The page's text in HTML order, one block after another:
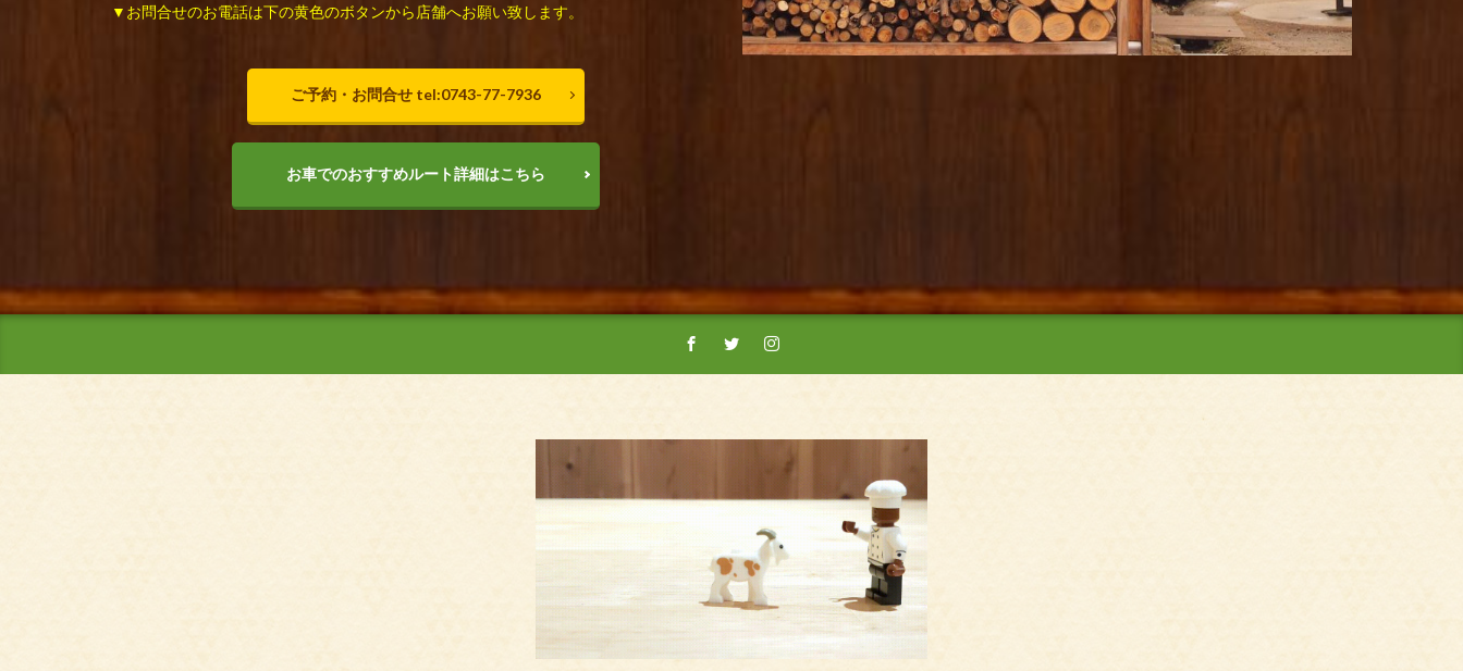
▼お問合せのお電話は下の黄色のボタンから店舗へお願い致します。
ご予約・お問合せ tel:0743-77-7936
お車でのおすすめルート詳細はこちら